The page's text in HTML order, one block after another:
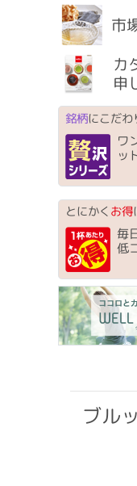
市
カ
申
銘柄にこだわ
ワ
ッ
とにかくお得
毎
低
ブル